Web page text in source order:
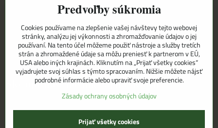
V Nitre Vám tovar dovezieme osobne na základe internetovej
objednávky a telefonického dohovoru.
Korešpondenčná adresa
MEANDRA,s.r.o.
P.O.BOX 8/D
949 01 Nitra
Sledujte naše novinky aj na sieťach
Instagram
Predvoľby súkromia
Cookies používame na zlepšenie vašej návštevy tejto webovej
stránky, analýzu jej výkonnosti a zhromažďovanie údajov o jej
používaní. Na tento účel môžeme použiť nástroje a služby tretích
strán a zhromaždené údaje sa môžu preniesť k partnerom v EÚ,
USA alebo iných krajinách. Kliknutím na „Prijať všetky cookies“
vyjadrujete svoj súhlas s týmto spracovaním. Nižšie môžete nájsť
podrobné informácie alebo upraviť svoje preferencie.
Zásady ochrany osobných údajov
Prijať všetky cookies